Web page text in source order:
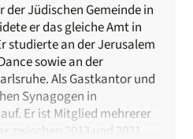
Jüdischen Gemeinde in
er das gleiche Amt in
studierte an der Jerusalem
sowie an der
Als Gastkantor und
Synagogen in
Er ist Mitglied mehrerer
zwischen 2013 und 2021